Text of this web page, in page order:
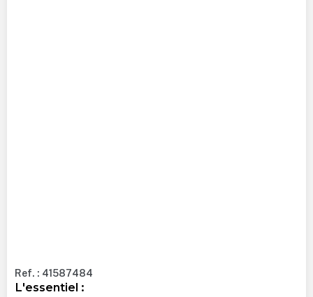
Ref. : 41587484
L'essentiel :